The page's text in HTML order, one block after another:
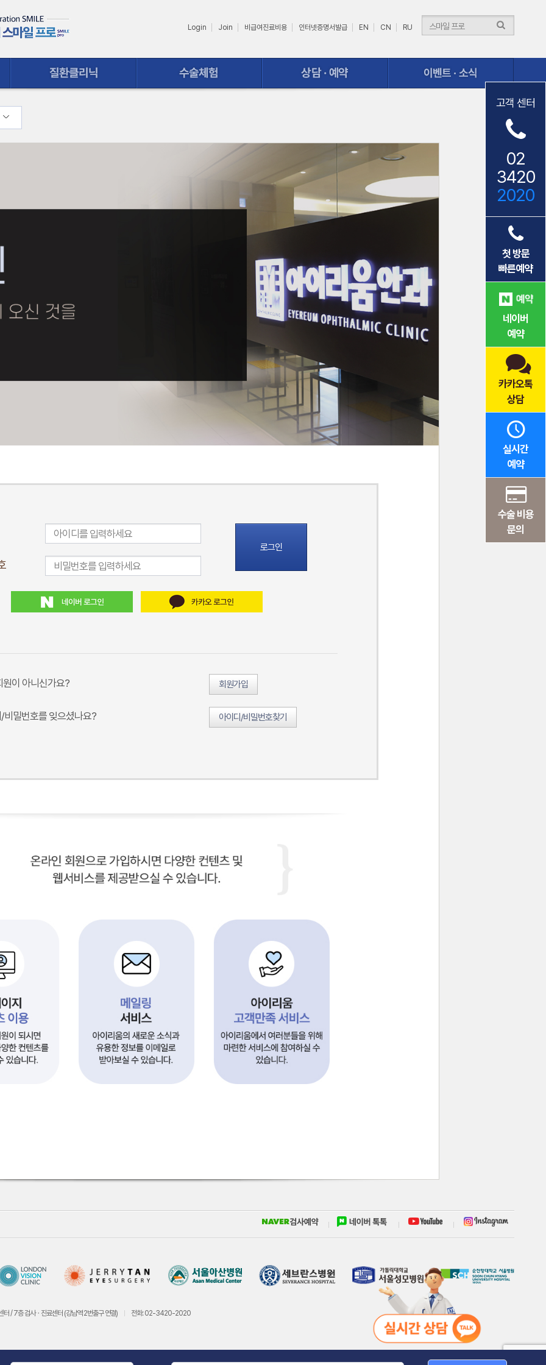
수술체험 상담ㆍ예약 이벤트ㆍ소식
고객 센터
02
3420
2020
첫 방문
빠른예약
네이버
예약
카카오톡
상담
실시간
예약
수술 비용
문의
로그인
원이 아니신가요? 회원가입
비밀번호를 잊으셨나요? 아이디/비밀번호찾기
Login Join 비급여진료비용 인터넷증명서발급 EN CN RU
/ 7층 검사ㆍ진료센터 (강남역 2번출구 연결) 전화: 02-3420-2020